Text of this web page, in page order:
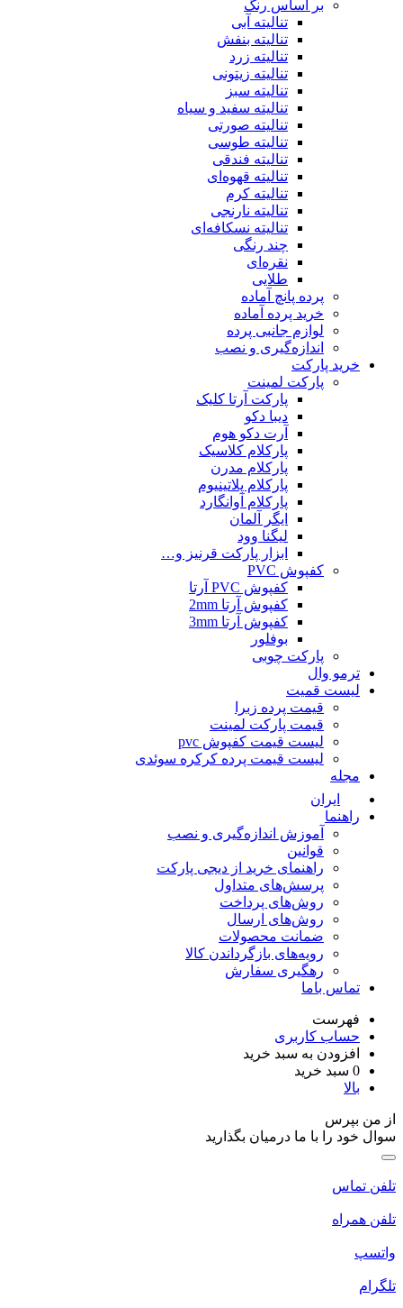
بر اساس رنگ
تنالیته آبی
تنالیته بنفش
تنالیته زرد
تنالیته زیتونی
تنالیته سبز
تنالیته سفید و سیاه
تنالیته صورتی
تنالیته طوسی
تنالیته فندقی
تنالیته قهوه‌ای
تنالیته کرم
تنالیته نارنجی
تنالیته نسکافه‌ای
چند رنگی
نقره‌ای
طلایی
پرده پانچ آماده
خرید پرده آماده
لوازم جانبی پرده
اندازه‌گیری و نصب
خرید پارکت
پارکت لمینت
پارکت آرتا کلیک
دیبا دکو
آرت دکو هوم
پارکلام کلاسیک
پارکلام مدرن
پارکلام پلاتینیوم
پارکلام آوانگارد
ایگر آلمان
لیگنا وود
ابزار پارکت قرنیز و…
کفپوش PVC
کفپوش PVC آرتا
کفپوش آرتا 2mm
کفپوش آرتا 3mm
بوفلور
پارکت چوبی
ترمو وال
لیست قمیت
قیمت پرده زبرا
قیمت پارکت لمینت
لیست قیمت کفپوش pvc
لیست قیمت پرده کرکره سوئدی
مجله
ایران
راهنما
آموزش اندازه‌گیری و نصب
قوانین
راهنمای خرید از دیجی پارکت
پرسش‌های متداول
روش‌های پرداخت
روش‌های ارسال
ضمانت محصولات
رویه‌های بازگرداندن کالا
رهگیری سفارش
تماس باما
فهرست
حساب کاربری
افزودن به سبد خرید
0 سبد خرید
بالا
از من بپرس
سوال خود را با ما درمیان بگذارید
تلفن تماس
تلفن همراه
واتسپ
تلگرام